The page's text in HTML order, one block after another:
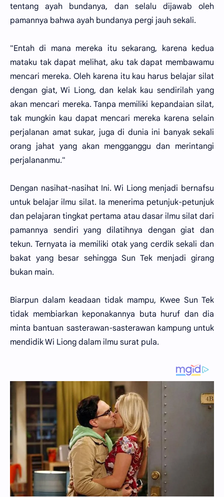
tentang ayah bundanya, dan selalu dijawab oleh
pamannya bahwa ayah bundanya pergi jauh sekali.
"Entah di mana mereka itu sekarang, karena kedua
mataku tak dapat melihat, aku tak dapat membawamu
mencari mereka. Oleh karena itu kau harus belajar silat
dengan giat, Wi Liong, dan kelak kau sendirilah yang
akan mencari mereka. Tanpa memiliki kepandaian silat,
tak mungkin kau dapat mencari mereka karena selain
perjalanan amat sukar, juga di dunia ini banyak sekali
orang jahat yang akan mengganggu dan merintangi
perjalananmu."
Dengan nasihat-nasihat Ini. Wi Liong menjadi bernafsu
untuk belajar ilmu silat. Ia menerima petunjuk-petunjuk
dan pelajaran tingkat pertama atau dasar ilmu silat dari
pamannya sendiri yang dilatihnya dengan giat dan
tekun. Ternyata ia memiliki otak yang cerdik sekali dan
bakat yang besar sehingga Sun Tek menjadi girang
bukan main.
Biarpun dalam keadaan tidak mampu, Kwee Sun Tek
tidak membiarkan keponakannya buta huruf dan dia
minta bantuan sasterawan-sasterawan kampung untuk
mendidik Wi Liong dalam ilmu surat pula.